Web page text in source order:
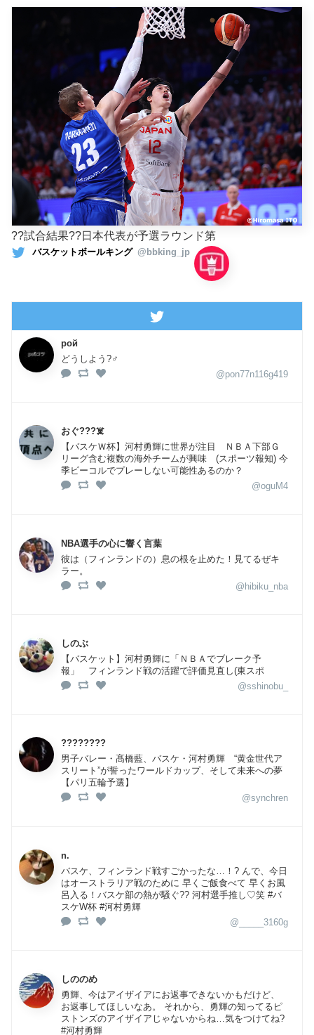
??試合結果??日本代表が予選ラウンド第
バスケットボールキング @bbking_jp
рой
どうしよう?‍♂️
@pon77n116g419
おぐ???‍☠️
【バスケＷ杯】河村勇輝に世界が注目 ＮＢＡ下部Ｇ
リーグ含む複数の海外チームが興味 (スポーツ報知) 今
季ビーコルでプレーしない可能性あるのか？
@oguM4
NBA選手の心に響く言葉
彼は（フィンランドの）息の根を止めた！見てるぜキ
ラー。
@hibiku_nba
しのぶ
【バスケット】河村勇輝に「ＮＢＡでブレーク予
報」 フィンランド戦の活躍で評価見直し(東スポ
@sshinobu_
????????
男子バレー・髙橋藍、バスケ・河村勇輝 “黄金世代ア
スリート”が誓ったワールドカップ、そして未来への夢
【パリ五輪予選】
@synchren
n.
バスケ、フィンランド戦すごかったな…！? んで、今日
はオーストラリア戦のために 早くご飯食べて 早くお風
呂入る！バスケ部の熱が騒ぐ?? 河村選手推し♡笑 #バ
スケW杯 #河村勇輝
@_____3160g
しののめ
勇輝、今はアイザイアにお返事できないかもだけど、
お返事してほしいなあ。 それから、勇輝の知ってるピ
ストンズのアイザイアじゃないからね…気をつけてね?
#河村勇輝